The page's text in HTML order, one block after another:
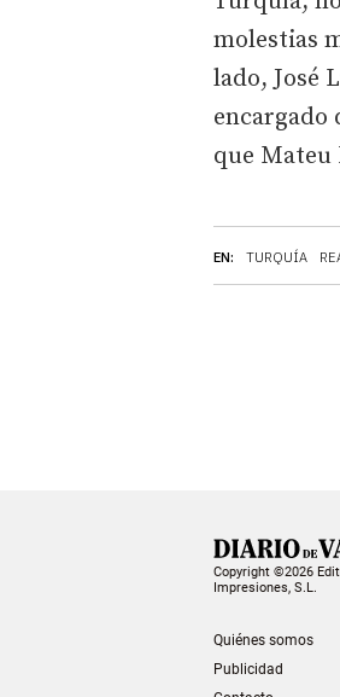
EN: TURQUÍA
molestias
lado, José
que Mateu
Copyright ©2026
Impresiones, S.L.
Quiénes somos
Publicidad